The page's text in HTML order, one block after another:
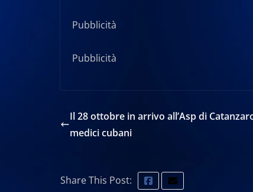
Pubblicità
Pubblicità
Il 28 ottobre in arrivo all’Asp di
medici cubani
Share This Post: